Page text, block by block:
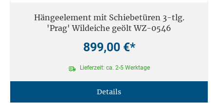
Hängeelement mit Schiebetüren 3-tlg.
'Prag' Wildeiche geölt WZ-0546
899,00 €*
Lieferzeit: ca. 2-5 Werktage
Details